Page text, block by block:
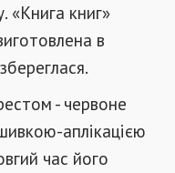
«Книга книг»
​​в
- червоне
аплікацією
час його